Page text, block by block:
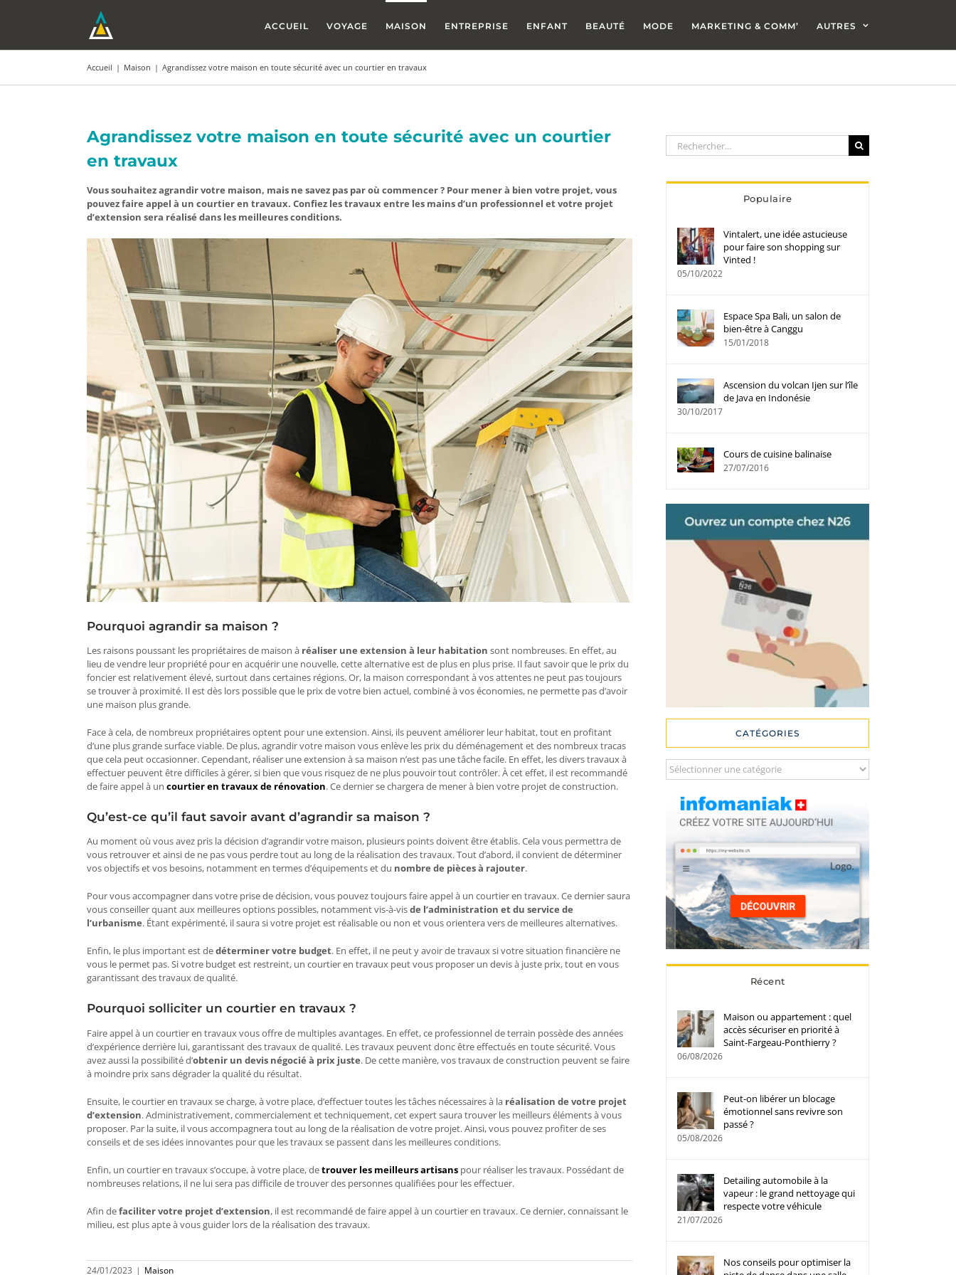
ACCUEIL VOYAGE MAISON ENTREPRISE ENFANT BEAUTÉ MODE MARKETING & COMM’ AUTRES
Accueil | Maison | Agrandissez votre maison en toute sécurité avec un courtier en travaux
Agrandissez votre maison en toute sécurité avec un courtier
en travaux
Vous souhaitez agrandir votre maison, mais ne savez pas par où commencer ? Pour mener à bien votre projet, vous
pouvez faire appel à un courtier en travaux. Confiez les travaux entre les mains d’un professionnel et votre projet
d’extension sera réalisé dans les meilleures conditions.
Pourquoi agrandir sa maison ?
Les raisons poussant les propriétaires de maison à réaliser une extension à leur habitation sont nombreuses. En effet, au
lieu de vendre leur propriété pour en acquérir une nouvelle, cette alternative est de plus en plus prise. Il faut savoir que le prix du
foncier est relativement élevé, surtout dans certaines régions. Or, la maison correspondant à vos attentes ne peut pas toujours
se trouver à proximité. Il est dès lors possible que le prix de votre bien actuel, combiné à vos économies, ne permette pas d’avoir
une maison plus grande.
Face à cela, de nombreux propriétaires optent pour une extension. Ainsi, ils peuvent améliorer leur habitat, tout en profitant
d’une plus grande surface viable. De plus, agrandir votre maison vous enlève les prix du déménagement et des nombreux tracas
que cela peut occasionner. Cependant, réaliser une extension à sa maison n’est pas une tâche facile. En effet, les divers travaux à
effectuer peuvent être difficiles à gérer, si bien que vous risquez de ne plus pouvoir tout contrôler. À cet effet, il est recommandé
de faire appel à un courtier en travaux de rénovation. Ce dernier se chargera de mener à bien votre projet de construction.
Qu’est-ce qu’il faut savoir avant d’agrandir sa maison ?
Au moment où vous avez pris la décision d’agrandir votre maison, plusieurs points doivent être établis. Cela vous permettra de
vous retrouver et ainsi de ne pas vous perdre tout au long de la réalisation des travaux. Tout d’abord, il convient de déterminer
vos objectifs et vos besoins, notamment en termes d’équipements et du nombre de pièces à rajouter.
Pour vous accompagner dans votre prise de décision, vous pouvez toujours faire appel à un courtier en travaux. Ce dernier saura
vous conseiller quant aux meilleures options possibles, notamment vis-à-visde l’administration et du service de
l’urbanisme. Étant expérimenté, il saura si votre projet est réalisable ou non et vous orientera vers de meilleures alternatives.
Enfin, le plus important est dedéterminer votre budget. En effet, il ne peut y avoir de travaux si votre situation financière ne
vous le permet pas. Si votre budget est restreint, un courtier en travaux peut vous proposer un devis à juste prix, tout en vous
garantissant des travaux de qualité.
Pourquoi solliciter un courtier en travaux ?
Faire appel à un courtier en travaux vous offre de multiples avantages. En effet, ce professionnel de terrain possède des années
d’expérience derrière lui, garantissant des travaux de qualité. Les travaux peuvent donc être effectués en toute sécurité. Vous
avez aussi la possibilité d’obtenir un devis négocié à prix juste. De cette manière, vos travaux de construction peuvent se faire
à moindre prix sans dégrader la qualité du résultat.
Ensuite, le courtier en travaux se charge, à votre place, d’effectuer toutes les tâches nécessaires à la réalisation de votre projet
d’extension. Administrativement, commercialement et techniquement, cet expert saura trouver les meilleurs éléments à vous
proposer. Par la suite, il vous accompagnera tout au long de la réalisation de votre projet. Ainsi, vous pouvez profiter de ses
conseils et de ses idées innovantes pour que les travaux se passent dans les meilleures conditions.
Enfin, un courtier en travaux s’occupe, à votre place, detrouver les meilleurs artisans pour réaliser les travaux. Possédant de
nombreuses relations, il ne lui sera pas difficile de trouver des personnes qualifiées pour les effectuer.
Afin defaciliter votre projet d’extension, il est recommandé de faire appel à un courtier en travaux. Ce dernier, connaissant le
milieu, est plus apte à vous guider lors de la réalisation des travaux.
24/01/2023 | Maison
Rechercher:
Populaire
Vintalert, une idée astucieuse
pour faire son shopping sur
Vinted !
05/10/2022
Espace Spa Bali, un salon de
bien-être à Canggu
15/01/2018
Ascension du volcan Ijen sur l’île
de Java en Indonésie
30/10/2017
Cours de cuisine balinaise
27/07/2016
CATÉGORIES
Catégories
Récent
Maison ou appartement : quel
accès sécuriser en priorité à
Saint-Fargeau-Ponthierry ?
06/08/2026
Peut-on libérer un blocage
émotionnel sans revivre son
passé ?
05/08/2026
Detailing automobile à la
vapeur : le grand nettoyage qui
respecte votre véhicule
21/07/2026
Nos conseils pour optimiser la